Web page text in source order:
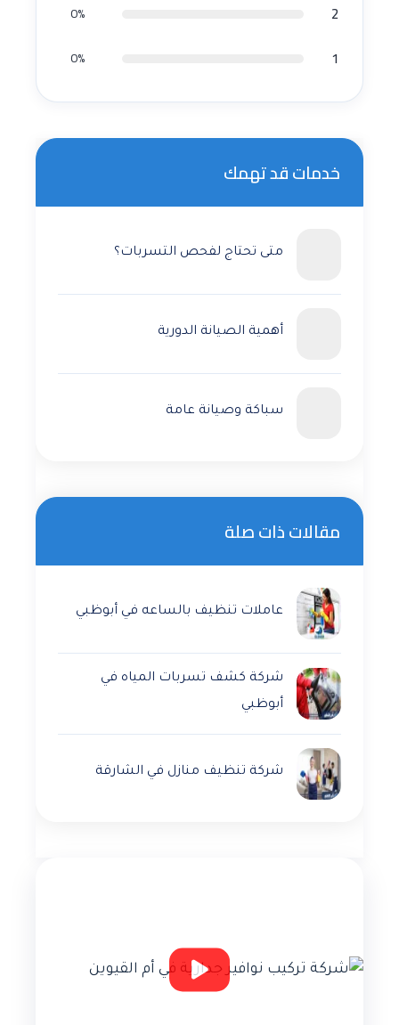
2
0%
1
0%
خدمات قد تهمك
متى تحتاج لفحص التسربات؟
أهمية الصيانة الدورية
سباكة وصيانة عامة
مقالات ذات صلة
عاملات تنظيف بالساعه في أبوظبي
شركة كشف تسربات المياه في
أبوظبي
شركة تنظيف منازل في الشارقة